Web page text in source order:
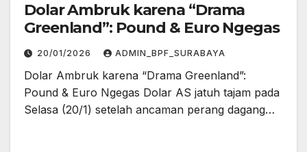
Dolar Ambruk karena “Drama
Greenland”: Pound & Euro Ngegas
20/01/2026 ADMIN_BPF_SURABAYA
Dolar Ambruk karena “Drama Greenland”:
Pound & Euro Ngegas Dolar AS jatuh tajam pada
Selasa (20/1) setelah ancaman perang dagang…